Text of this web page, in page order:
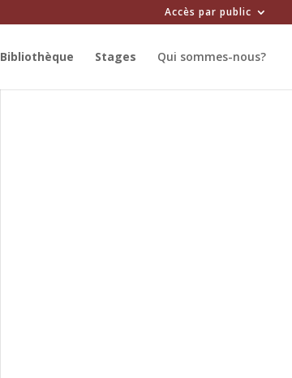
Accès par public
Bibliothèque Stages Qui sommes-nous?